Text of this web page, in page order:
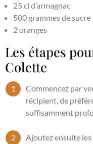
25 cl d’armagnac
500 grammes de sucre
2 oranges
Les étapes
Colette
Commencez par
récipient, de
suffisamment
Ajoutez ensuite les